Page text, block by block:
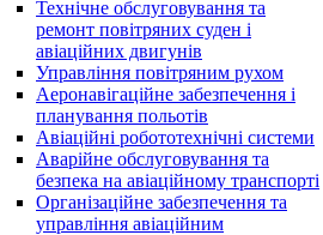
Технічне обслуговування та
ремонт повітряних суден і
авіаційних двигунів
Управління повітряним рухом
Аеронавігаційне забезпечення і
планування польотів
Авіаційні робототехнічні системи
Аварійне обслуговування та
безпека на авіаційному транспорті
Організаційне забезпечення та
управління авіаційним